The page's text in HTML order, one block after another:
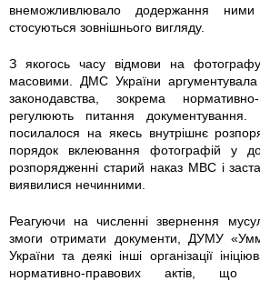
внеможливлювало додержання ними
стосуються зовнішнього вигляду.
З якогось часу відмови на
масовими. ДМС України
законодавства, зокрема
регулюють питання
посилалося на якесь внутрішнє
порядок вклеювання фотографій у
розпорядженні старий наказ МВС і
виявилися нечинними.
Реагуючи на численні звернення
змоги отримати документи, ДУМУ
України та деякі інші організації
нормативно-правових актів, що